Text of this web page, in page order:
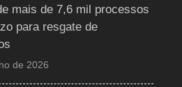
mais de 7,6 mil processos
para resgate de
de 2026